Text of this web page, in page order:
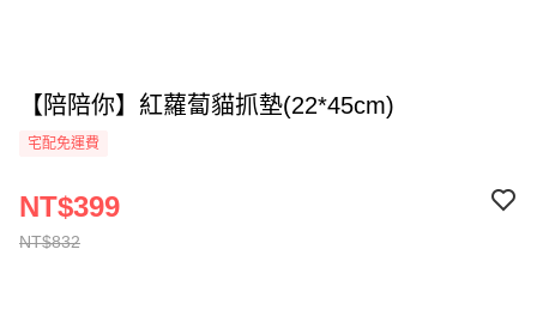
【陪陪你】紅蘿蔔貓抓墊(22*45cm)
宅配免運費
NT$832
NT$399